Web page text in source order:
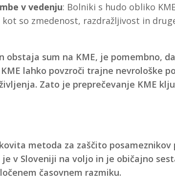
v vedenju: Bolniki s hudo obliko
so zmedenost, razdražljivost in
obstaja sum na KME, je pomembno,
lahko povzroči trajne nevrološke
Zato je preprečevanje KME
metoda za zaščito posameznikov
v Sloveniji na voljo in je običajno
časovnem razmiku.